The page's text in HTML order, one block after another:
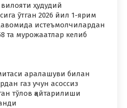
ҳудудий
ўтган 2026 йил 1-ярим
истеъмолчилардан
та мурожаатлар келиб
аралашуви билан
газ учун асоссиз
тўлов қайтарилиши